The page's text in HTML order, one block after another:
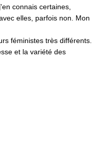
connais certaines,
elles, parfois non. Mon
féministes très différents.
et la variété des